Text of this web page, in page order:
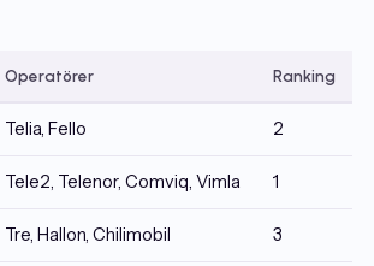
Operatörer Ranking
Telia, Fello 2
Tele2, Telenor, Comviq, Vimla 1
Tre, Hallon, Chilimobil 3